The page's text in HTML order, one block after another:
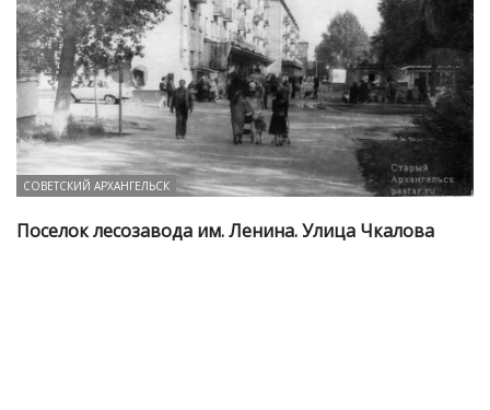
СОВЕТСКИЙ АРХАНГЕЛЬСК
Поселок лесозавода им. Ленина. Улица Чкалова